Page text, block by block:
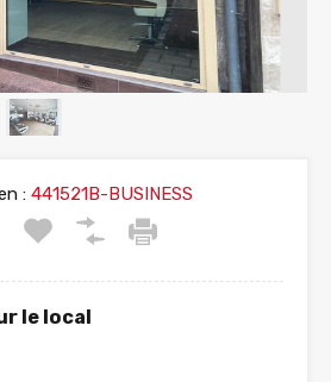
: 441521B-BUSINESS
le local